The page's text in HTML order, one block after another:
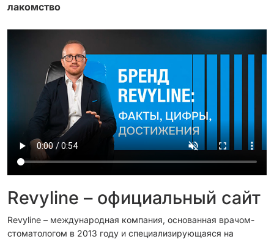
лакомство
Revyline – официальный сайт
Revyline – международная компания, основанная врачом-
стоматологом в 2013 году и специализирующаяся на